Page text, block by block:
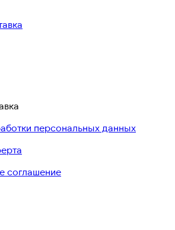
персональных данных
соглашение